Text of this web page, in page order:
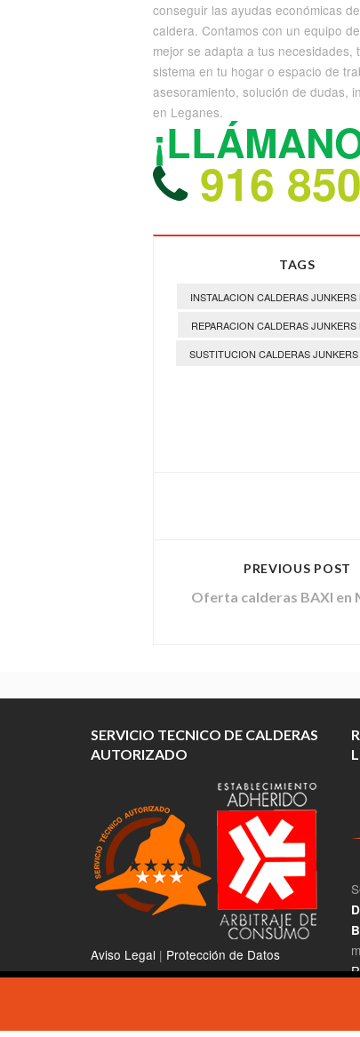
conseguir las ayudas económicas
caldera. Contamos con un equipo
mejor se adapta a tus
sistema en tu hogar o espacio de
asesoramiento, solución de dudas,
en Leganes.
916
TAGS
INSTALACION CALDERAS JUNKERS
REPARACION CALDERAS JUNKERS
SUSTITUCION CALDERAS
PREVIOUS POST
Oferta calderas BAXI en
Utilizamos cookies para asegurar que damos la
SERVICIO TECNICO DE CALDERAS
AUTORIZADO
Aviso Legal | Protección de Datos